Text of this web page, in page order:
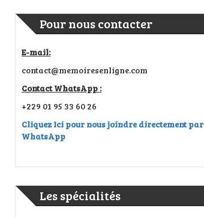
Pour nous contacter
E-mail:
contact@memoiresenligne.com
Contact WhatsApp :
+229 01 95 33 60 26
Cliquez Ici pour nous joindre directement par
WhatsApp
Les spécialités